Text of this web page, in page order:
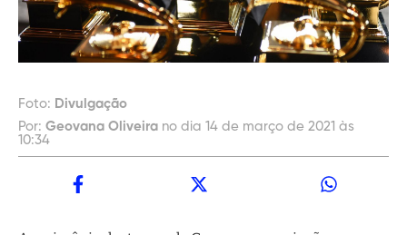
Foto: Divulgação
Por: Geovana Oliveira no dia 14 de março de 2021 às
10:34